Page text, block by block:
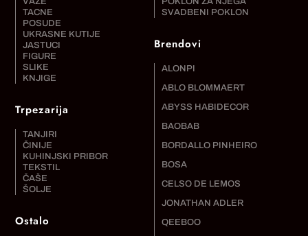
TACNE
POSUDE
UKRASNE KUTIJE
JASTUCI
FIGURE
SLIKE
KNJIGE
Trpezarija
TANJIRI
ČINIJE
KUHINJSKI PRIBOR
TEKSTIL
ČAŠE
ŠOLJE
Ostalo
SVADBENI POKLON
Brendovi
ALONPI
ABLO BLOMMAERT
ABYSS HABIDECOR
BAOBAB
BORDALLO PINHEIRO
BOSA
CELSO DE LEMOS
JONATHAN ADLER
QEEBOO